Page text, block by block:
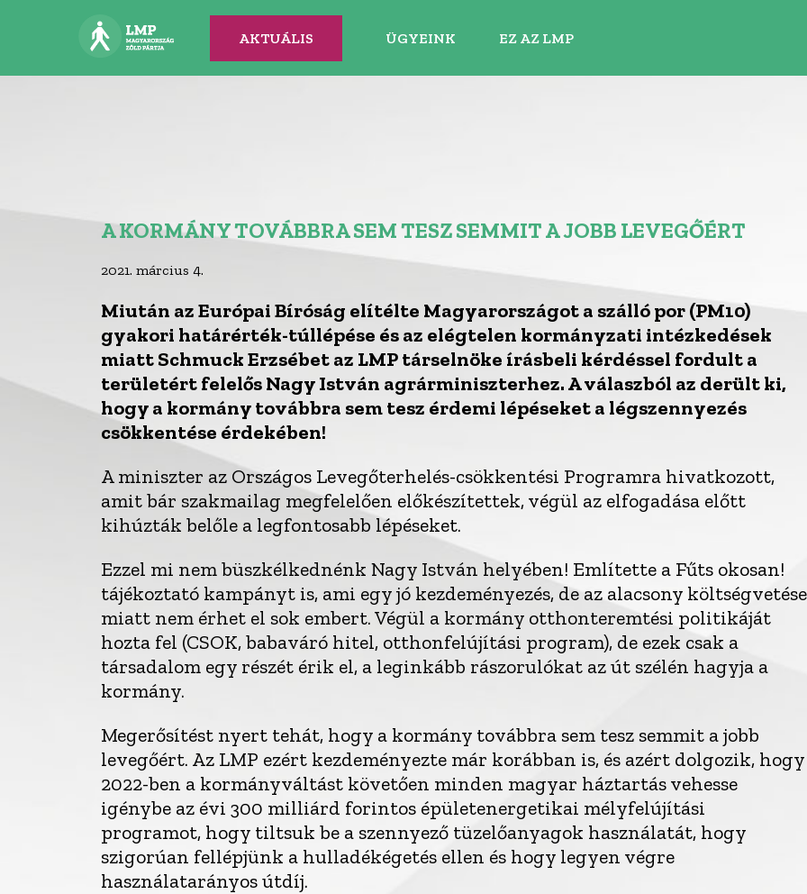
AKTUÁLIS ÜGYEINK EZ AZ LMP
A KORMÁNY TOVÁBBRA SEM TESZ SEMMIT A JOBB LEVEGŐÉRT
2021. március 4.
Miután az Európai Bíróság elítélte Magyarországot a szálló por (PM10)
gyakori határérték-túllépése és az elégtelen kormányzati intézkedések
miatt Schmuck Erzsébet az LMP társelnöke írásbeli kérdéssel fordult a
területért felelős Nagy István agrárminiszterhez. A válaszból az derült ki,
hogy a kormány továbbra sem tesz érdemi lépéseket a légszennyezés
csökkentése érdekében!
A miniszter az Országos Levegőterhelés-csökkentési Programra hivatkozott,
amit bár szakmailag megfelelően előkészítettek, végül az elfogadása előtt
kihúzták belőle a legfontosabb lépéseket.
Ezzel mi nem büszkélkednénk Nagy István helyében! Említette a Fűts okosan!
tájékoztató kampányt is, ami egy jó kezdeményezés, de az alacsony költségvetése
miatt nem érhet el sok embert. Végül a kormány otthonteremtési politikáját
hozta fel (CSOK, babaváró hitel, otthonfelújítási program), de ezek csak a
társadalom egy részét érik el, a leginkább rászorulókat az út szélén hagyja a
kormány.
Megerősítést nyert tehát, hogy a kormány továbbra sem tesz semmit a jobb
levegőért. Az LMP ezért kezdeményezte már korábban is, és azért dolgozik, hogy
2022-ben a kormányváltást követően minden magyar háztartás vehesse
igénybe az évi 300 milliárd forintos épületenergetikai mélyfelújítási
programot, hogy tiltsuk be a szennyező tüzelőanyagok használatát, hogy
szigorúan fellépjünk a hulladékégetés ellen és hogy legyen végre
használatarányos útdíj.